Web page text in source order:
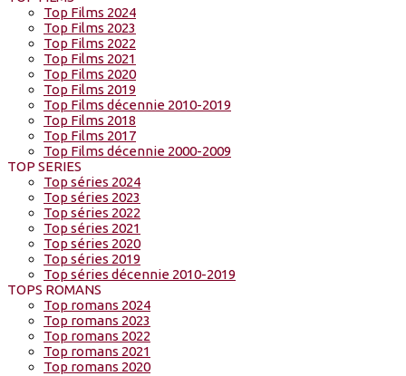
Top Films 2024
Top Films 2023
Top Films 2022
Top Films 2021
Top Films 2020
Top Films 2019
Top Films décennie 2010-2019
Top Films 2018
Top Films 2017
Top Films décennie 2000-2009
TOP SERIES
Top séries 2024
Top séries 2023
Top séries 2022
Top séries 2021
Top séries 2020
Top séries 2019
Top séries décennie 2010-2019
TOPS ROMANS
Top romans 2024
Top romans 2023
Top romans 2022
Top romans 2021
Top romans 2020